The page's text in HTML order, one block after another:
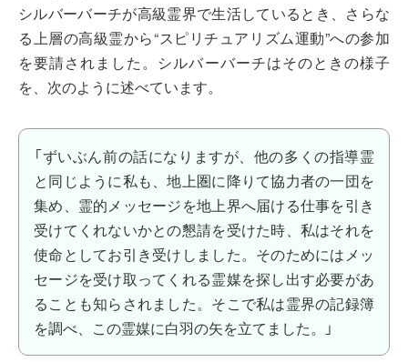
シルバーバーチが高級霊界で生活しているとき、さらな
る上層の高級霊から“スピリチュアリズム運動”への参加
を要請されました。シルバーバーチはそのときの様子
を、次のように述べています。
「ずいぶん前の話になりますが、他の多くの指導霊
と同じように私も、地上圏に降りて協力者の一団を
集め、霊的メッセージを地上界へ届ける仕事を引き
受けてくれないかとの懇請を受けた時、私はそれを
使命としてお引き受けしました。そのためにはメッ
セージを受け取ってくれる霊媒を探し出す必要があ
ることも知らされました。そこで私は霊界の記録簿
を調べ、この霊媒に白羽の矢を立てました。」